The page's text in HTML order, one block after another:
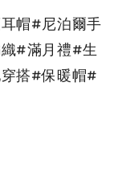
帽#尼泊爾手
#滿月禮#生
搭#保暖帽#